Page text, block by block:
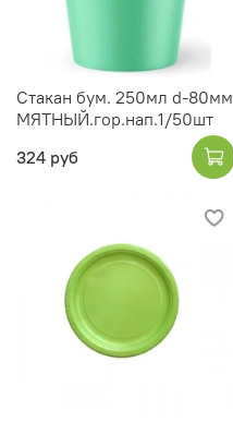
Стакан бум. 250мл d-80мм
МЯТНЫЙ.гор.нап.1/50шт
324 руб